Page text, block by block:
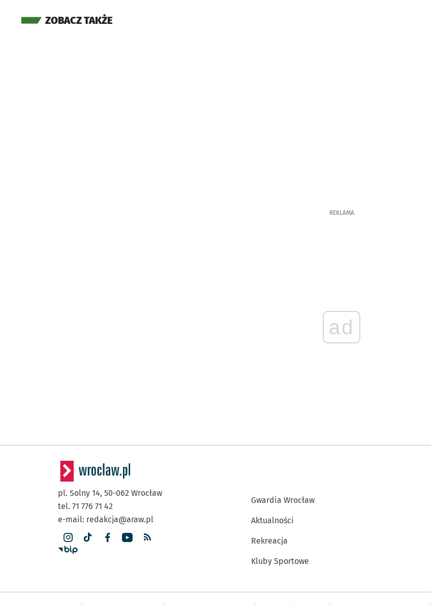
ZOBACZ TAKŻE
REKLAMA
ad
pl. Solny 14, 50-062 Wrocław
tel. 71 776 71 42
e-mail: redakcja@araw.pl
Gwardia Wrocław
Aktualności
Rekreacja
Kluby Sportowe
Inne informacje